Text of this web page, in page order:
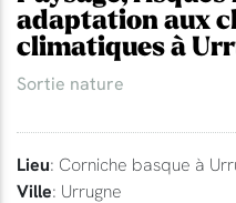
adaptation aux
climatiques à
Sortie nature
Lieu: Corniche basque à
Ville: Urrugne